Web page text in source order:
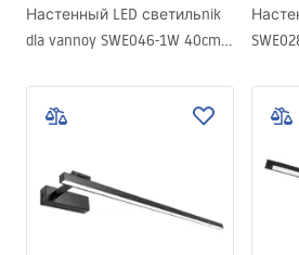
Настенный LED светильnik
dla vannoy SWE046-1W 40cm